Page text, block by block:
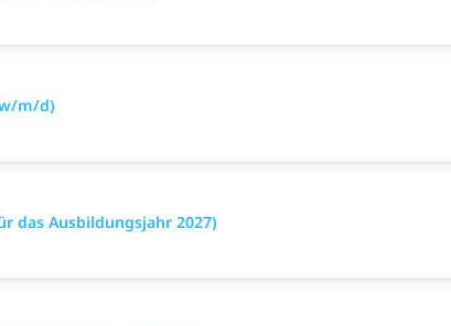
m/d)
das Ausbildungsjahr 2027)